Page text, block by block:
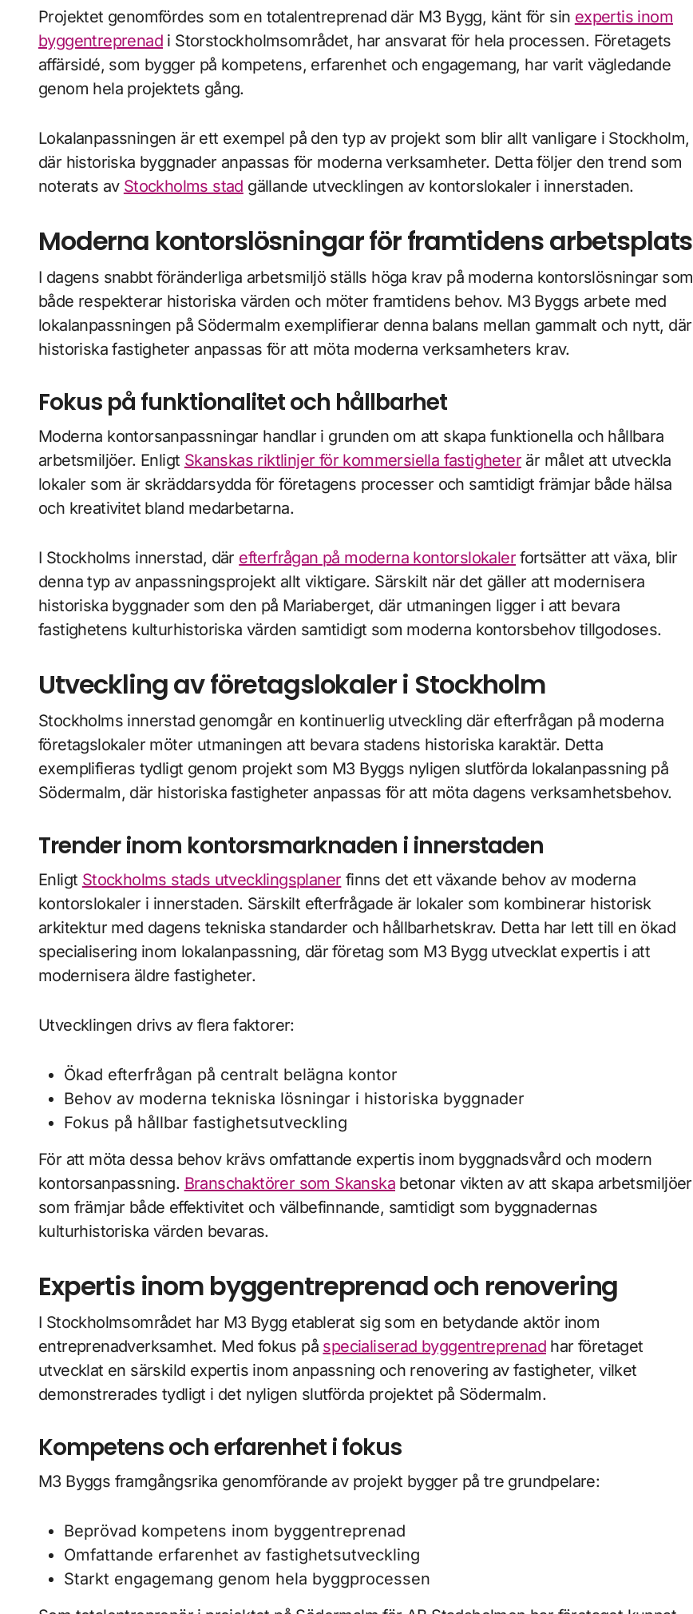
Projektet genomfördes som en totalentreprenad där M3 Bygg, känt för sin expertis inom
byggentreprenad i Storstockholmsområdet, har ansvarat för hela processen. Företagets
affärsidé, som bygger på kompetens, erfarenhet och engagemang, har varit vägledande
genom hela projektets gång.
Lokalanpassningen är ett exempel på den typ av projekt som blir allt vanligare i Stockholm,
där historiska byggnader anpassas för moderna verksamheter. Detta följer den trend som
noterats av Stockholms stad gällande utvecklingen av kontorslokaler i innerstaden.
Moderna kontorslösningar för framtidens arbetsplats
I dagens snabbt föränderliga arbetsmiljö ställs höga krav på moderna kontorslösningar som
både respekterar historiska värden och möter framtidens behov. M3 Byggs arbete med
lokalanpassningen på Södermalm exemplifierar denna balans mellan gammalt och nytt, där
historiska fastigheter anpassas för att möta moderna verksamheters krav.
Fokus på funktionalitet och hållbarhet
Moderna kontorsanpassningar handlar i grunden om att skapa funktionella och hållbara
arbetsmiljöer. Enligt Skanskas riktlinjer för kommersiella fastigheter är målet att utveckla
lokaler som är skräddarsydda för företagens processer och samtidigt främjar både hälsa
och kreativitet bland medarbetarna.
I Stockholms innerstad, där efterfrågan på moderna kontorslokaler fortsätter att växa, blir
denna typ av anpassningsprojekt allt viktigare. Särskilt när det gäller att modernisera
historiska byggnader som den på Mariaberget, där utmaningen ligger i att bevara
fastighetens kulturhistoriska värden samtidigt som moderna kontorsbehov tillgodoses.
Utveckling av företagslokaler i Stockholm
Stockholms innerstad genomgår en kontinuerlig utveckling där efterfrågan på moderna
företagslokaler möter utmaningen att bevara stadens historiska karaktär. Detta
exemplifieras tydligt genom projekt som M3 Byggs nyligen slutförda lokalanpassning på
Södermalm, där historiska fastigheter anpassas för att möta dagens verksamhetsbehov.
Trender inom kontorsmarknaden i innerstaden
Enligt Stockholms stads utvecklingsplaner finns det ett växande behov av moderna
kontorslokaler i innerstaden. Särskilt efterfrågade är lokaler som kombinerar historisk
arkitektur med dagens tekniska standarder och hållbarhetskrav. Detta har lett till en ökad
specialisering inom lokalanpassning, där företag som M3 Bygg utvecklat expertis i att
modernisera äldre fastigheter.
Utvecklingen drivs av flera faktorer:
Ökad efterfrågan på centralt belägna kontor
Behov av moderna tekniska lösningar i historiska byggnader
Fokus på hållbar fastighetsutveckling
För att möta dessa behov krävs omfattande expertis inom byggnadsvård och modern
kontorsanpassning. Branschaktörer som Skanska betonar vikten av att skapa arbetsmiljöer
som främjar både effektivitet och välbefinnande, samtidigt som byggnadernas
kulturhistoriska värden bevaras.
Expertis inom byggentreprenad och renovering
I Stockholmsområdet har M3 Bygg etablerat sig som en betydande aktör inom
entreprenadverksamhet. Med fokus på specialiserad byggentreprenad har företaget
utvecklat en särskild expertis inom anpassning och renovering av fastigheter, vilket
demonstrerades tydligt i det nyligen slutförda projektet på Södermalm.
Kompetens och erfarenhet i fokus
M3 Byggs framgångsrika genomförande av projekt bygger på tre grundpelare:
Beprövad kompetens inom byggentreprenad
Omfattande erfarenhet av fastighetsutveckling
Starkt engagemang genom hela byggprocessen